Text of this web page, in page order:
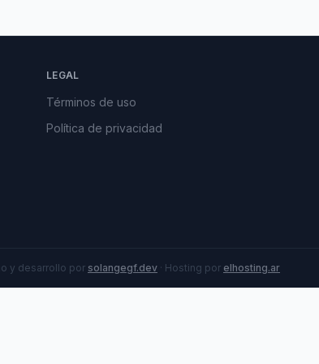
LEGAL
Términos de uso
Política de privacidad
y desarrollo por solangegf.dev · Hosting por elhosting.ar